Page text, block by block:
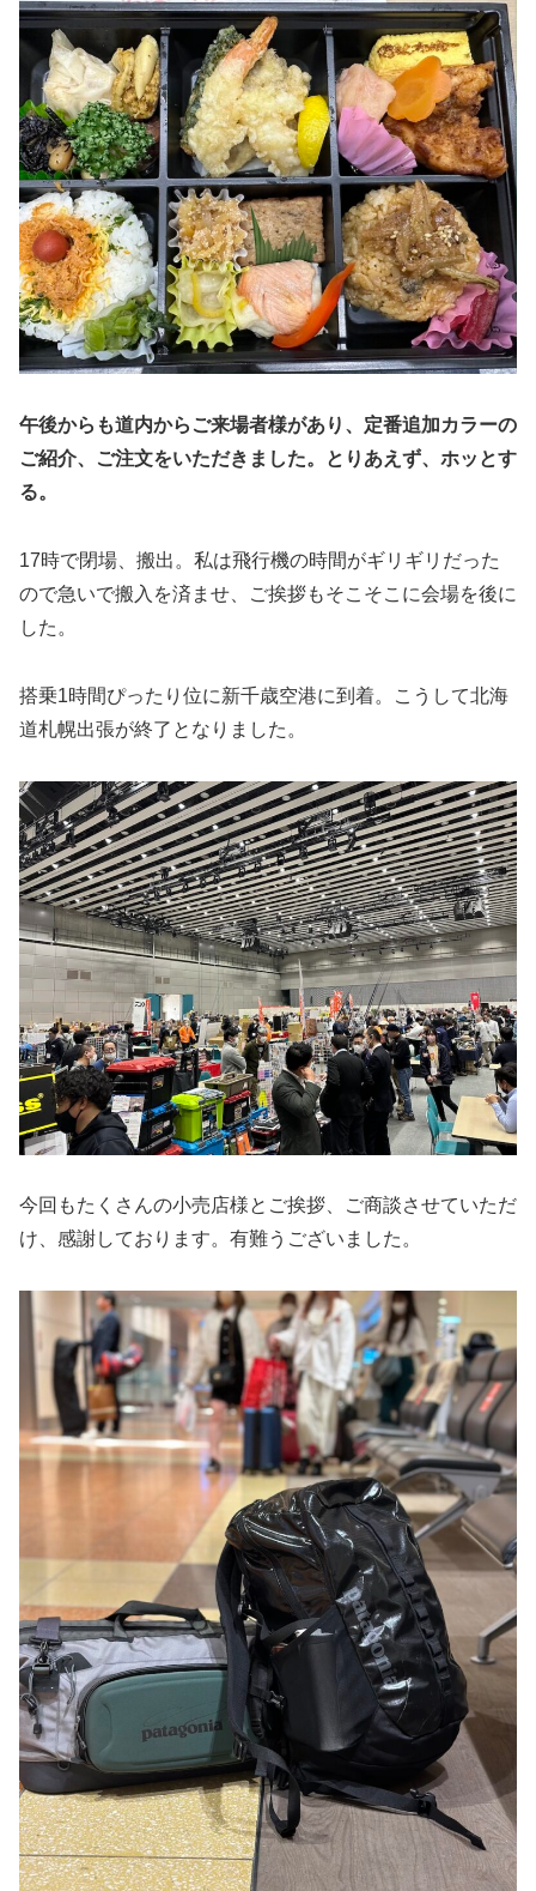
午後からも道内からご来場者様があり、定番追加カラーの
ご紹介、ご注文をいただきました。とりあえず、ホッとす
る。
17時で閉場、搬出。私は飛行機の時間がギリギリだった
ので急いで搬入を済ませ、ご挨拶もそこそこに会場を後に
した。
搭乗1時間ぴったり位に新千歳空港に到着。こうして北海
道札幌出張が終了となりました。
今回もたくさんの小売店様とご挨拶、ご商談させていただ
け、感謝しております。有難うございました。